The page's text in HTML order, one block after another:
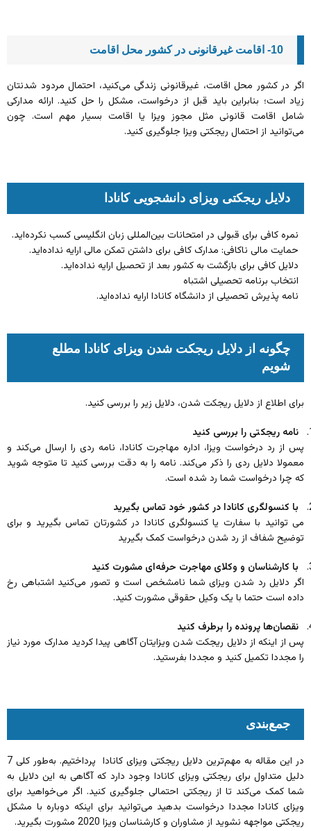
10- اقامت غیرقانونی در کشور محل اقامت
اگر در کشور محل اقامت، غیرقانونی زندگی می‌کنید، احتمال مردود شدنتان
زیاد است؛ بنابراین باید قبل از درخواست، مشکل را حل کنید. ارائه مدارکی
شامل اقامت قانونی مثل مجوز ویزا یا اقامت بسیار مهم است. چون
می‌توانید از احتمال ریجکتی ویزا جلوگیری کنید.
دلایل ریجکتی ویزای دانشجویی کانادا
نمره کافی برای قبولی در امتحانات بین‌المللی زبان انگلیسی کسب نکرده‌اید.
حمایت مالی ناکافی: مدارک کافی برای داشتن تمکن مالی ارایه نداده‌اید.
دلایل کافی برای بازگشت به کشور بعد از تحصیل ارایه نداده‌اید.
انتخاب برنامه تحصیلی اشتباه
نامه پذیرش تحصیلی از دانشگاه کانادا ارایه نداده‌اید.
چگونه از دلایل ریجکت شدن ویزای کانادا مطلع
شویم
برای اطلاع از دلایل ریجکت شدن، دلایل زیر را بررسی کنید.
نامه ریجکتی را بررسی کنید
پس از رد درخواست ویزا، اداره مهاجرت کانادا، نامه ردی را ارسال می‌کند و
معمولا دلایل ردی را ذکر می‌کند. نامه را به دقت بررسی کنید تا متوجه شوید
که چرا درخواست شما رد شده است.
با کنسولگری کانادا در کشور خود تماس بگیرید
می توانید با سفارت یا کنسولگری کانادا در کشورتان تماس بگیرید و برای
توضیح شفاف از رد شدن درخواست کمک بگیرید
با کارشناسان و وکلای مهاجرت حرفه‌ای مشورت کنید
اگر دلایل رد شدن ویزای شما نامشخص است و تصور می‌کنید اشتباهی رخ
داده است حتما با یک وکیل حقوقی مشورت کنید.
نقصان‌ها پرونده را برطرف کنید
پس از اینکه از دلایل ریجکت شدن ویزایتان آگاهی پیدا کردید مدارک مورد نیاز
را مجددا تکمیل کنید و مجددا بفرستید.
جمع‌بندی
در این مقاله به مهم‌ترین دلایل ریجکتی ویزای کانادا پرداختیم. به‌طور کلی 7
دلیل متداول برای ریجکتی ویزای کانادا وجود دارد که آگاهی به این دلایل به
شما کمک می‌کند تا از ریجکتی احتمالی جلوگیری کنید. اگر می‌خواهید برای
ویزای کانادا مجددا درخواست بدهید می‌توانید برای اینکه دوباره با مشکل
ریجکتی مواجهه نشوید از مشاوران و کارشناسان ویزا 2020 مشورت بگیرید.